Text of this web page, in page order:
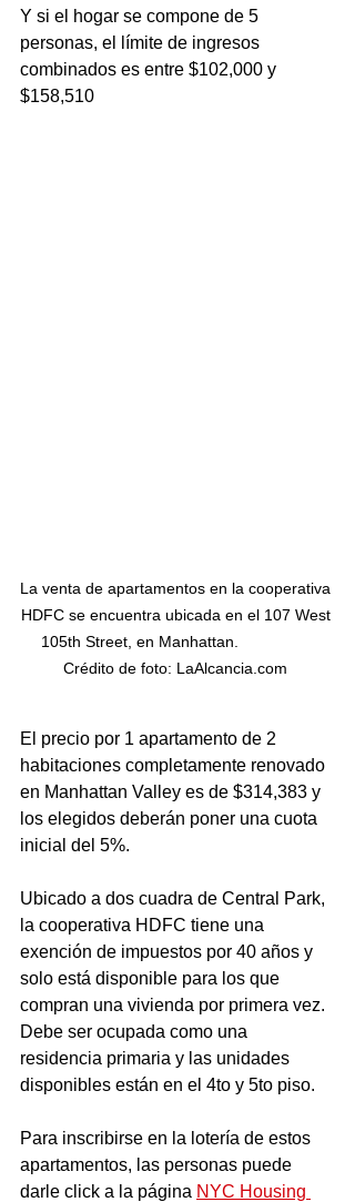
Y si el hogar se compone de 5
personas, el límite de ingresos
combinados es entre $102,000 y
$158,510
La venta de apartamentos en la cooperativa
HDFC se encuentra ubicada en el 107 West
105th Street, en Manhattan.
Crédito de foto: LaAlcancia.com
El precio por 1 apartamento de 2
habitaciones completamente renovado
en Manhattan Valley es de $314,383 y
los elegidos deberán poner una cuota
inicial del 5%.
Ubicado a dos cuadra de Central Park,
la cooperativa HDFC tiene una
exención de impuestos por 40 años y
solo está disponible para los que
compran una vivienda por primera vez.
Debe ser ocupada como una
residencia primaria y las unidades
disponibles están en el 4to y 5to piso.
Para inscribirse en la lotería de estos
apartamentos, las personas puede
darle click a la página NYC Housing